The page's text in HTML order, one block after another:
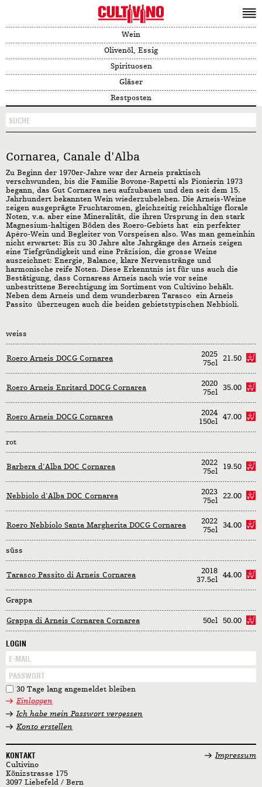
Wein
Olivenöl, Essig
Spirituosen
Gläser
Restposten
Cornarea, Canale d'Alba
Zu Beginn der 1970er-Jahre war der Arneis praktisch
verschwunden, bis die Familie Bovone-Rapetti als Pionierin 1973
begann, das Gut Cornarea neu aufzubauen und den seit dem 15.
Jahrhundert bekannten Wein wiederzubeleben. Die Arneis-Weine
zeigen ausgeprägte Fruchtaromen, gleichzeitig reichhaltige florale
Noten, v.a. aber eine Mineralität, die ihren Ursprung in den stark
Magnesium-haltigen Böden des Roero-Gebiets hat  ein perfekter
Apéro-Wein und Begleiter von Vorspeisen also. Was man gemeinhin
nicht erwartet: Bis zu 30 Jahre alte Jahrgänge des Arneis zeigen
eine Tiefgründigkeit und eine Präzision, die grosse Weine
auszeichnet: Energie, Balance, klare Nervenstränge und
harmonische reife Noten. Diese Erkenntnis ist für uns auch die
Bestätigung, dass Cornareas Arneis nach wie vor seine
unbestrittene Berechtigung im Sortiment von Cultivino behält.
Neben dem Arneis und dem wunderbaren Tarasco  ein Arneis
Passito  überzeugen auch die beiden gebietstypischen Nebbioli.
weiss
Roero Arneis DOCG Cornarea
2025
75cl
21.50
Roero Arneis Enritard DOCG Cornarea
2020
75cl
35.00
Roero Arneis DOCG Cornarea
2024
150cl
47.00
rot
Barbera d'Alba DOC Cornarea
2022
75cl
19.50
Nebbiolo d'Alba DOC Cornarea
2023
75cl
22.00
Roero Nebbiolo Santa Margherita DOCG Cornarea
2022
75cl
34.00
süss
Tarasco Passito di Arneis Cornarea
2018
37.5cl
44.00
Grappa
Grappa di Arneis Cornarea Cornarea 50cl 50.00
LOGIN
30 Tage lang angemeldet bleiben
Einloggen
Ich habe mein Passwort vergessen
Konto erstellen
KONTAKT
Cultivino
Könizstrasse 175
3097 Liebefeld / Bern
Impressum